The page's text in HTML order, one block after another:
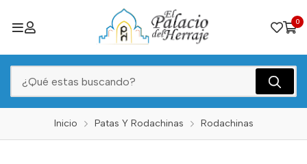
0
Inicio Patas Y Rodachinas Rodachinas